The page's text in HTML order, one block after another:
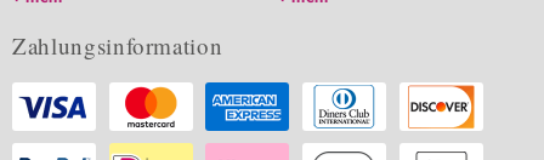
Zahlungsinformation